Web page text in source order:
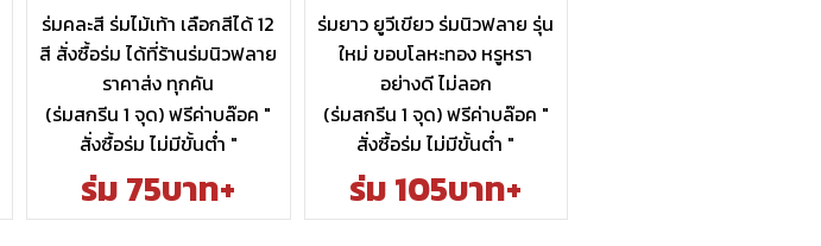
ร่มคละสี ร่มไม้เท้า เลือกสีได้ 12
สี สั่งซื้อร่ม ได้ที่ร้านร่มนิวฟลาย
ราคาส่ง ทุกคัน
(ร่มสกรีน 1 จุด) ฟรีค่าบล๊อค "
สั่งซื้อร่ม ไม่มีขั้นต่ำ "
ร่ม 75บาท+
ร่มยาว ยูวีเขียว ร่มนิวฟลาย รุ่น
ใหม่ ขอบโลหะทอง หรูหรา
อย่างดี ไม่ลอก
(ร่มสกรีน 1 จุด) ฟรีค่าบล๊อค "
สั่งซื้อร่ม ไม่มีขั้นต่ำ "
ร่ม 105บาท+